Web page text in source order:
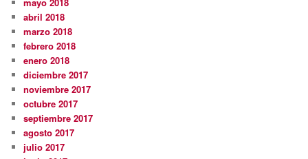
abril 2018
marzo 2018
febrero 2018
enero 2018
diciembre 2017
noviembre 2017
octubre 2017
septiembre 2017
agosto 2017
julio 2017